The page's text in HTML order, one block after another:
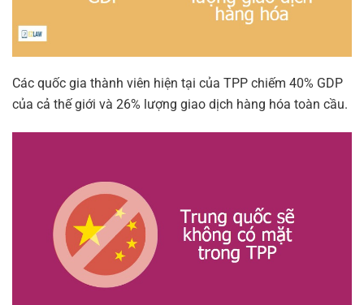
Các quốc gia thành viên hiện tại của TPP chiếm 40% GDP
của cả thế giới và 26% lượng giao dịch hàng hóa toàn cầu.